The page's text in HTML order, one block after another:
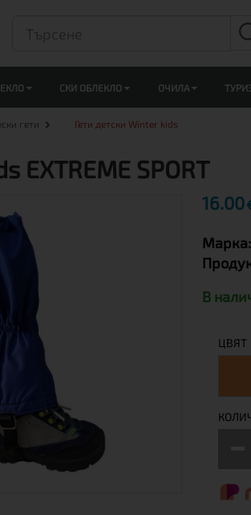
СКИ ОБЛЕКЛО ОЧИЛА
гети Гети детски Winter kids
EXTREME SPORT
16.00
Марка:
В
ЦВЯТ